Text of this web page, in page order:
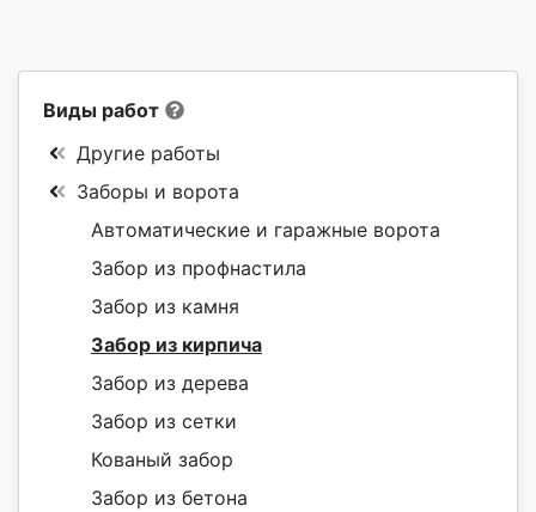
Виды работ
Другие работы
Заборы и ворота
Автоматические и гаражные ворота
Забор из профнастила
Забор из камня
Забор из кирпича
Забор из дерева
Забор из сетки
Кованый забор
Забор из бетона